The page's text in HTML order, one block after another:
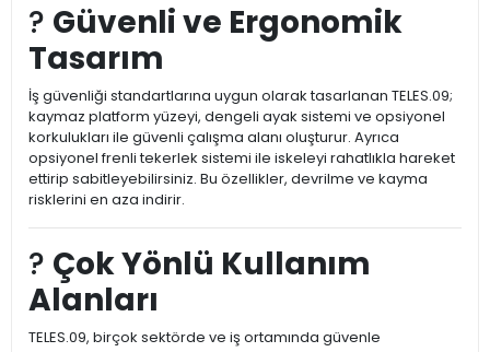
?️ Güvenli ve Ergonomik
Tasarım
İş güvenliği standartlarına uygun olarak tasarlanan TELES.09;
kaymaz platform yüzeyi, dengeli ayak sistemi ve opsiyonel
korkulukları ile güvenli çalışma alanı oluşturur. Ayrıca
opsiyonel frenli tekerlek sistemi ile iskeleyi rahatlıkla hareket
ettirip sabitleyebilirsiniz. Bu özellikler, devrilme ve kayma
risklerini en aza indirir.
?️ Çok Yönlü Kullanım
Alanları
TELES.09, birçok sektörde ve iş ortamında güvenle